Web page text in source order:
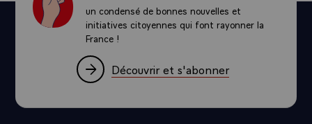
un condensé de bonnes nouvelles et
initiatives citoyennes qui font rayonner la
France !
Découvrir et s'abonner